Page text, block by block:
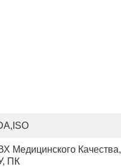
Медицинского Качества,
ПК